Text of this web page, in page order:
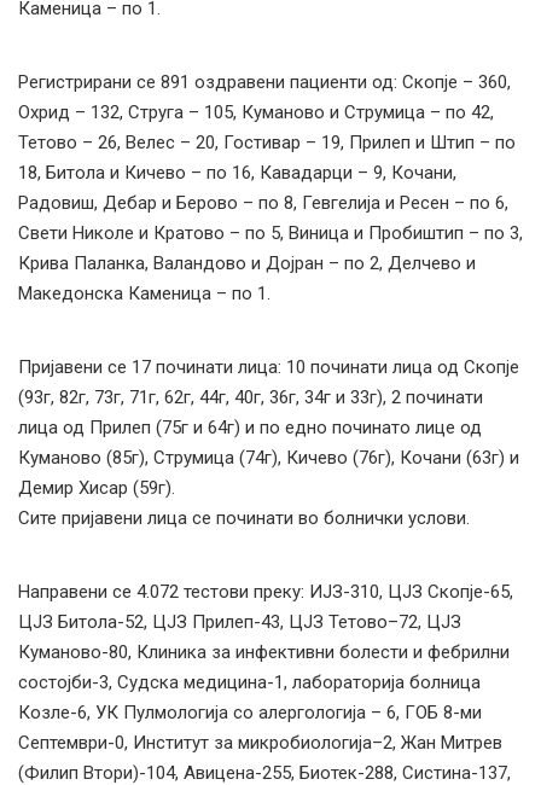
Каменица – по 1.
Регистрирани сe 891 оздравени пациенти од: Скопје – 360,
Охрид – 132, Струга – 105, Куманово и Струмица – по 42,
Тетово – 26, Велес – 20, Гостивар – 19, Прилеп и Штип – по
18, Битола и Кичево – по 16, Кавадарци – 9, Кочани,
Радовиш, Дебар и Берово – по 8, Гевгелија и Ресен – по 6,
Свети Николе и Кратово – по 5, Виница и Пробиштип – по 3,
Крива Паланка, Валандово и Дојран – по 2, Делчево и
Македонска Каменица – по 1.
Пријавени се 17 починати лица: 10 починати лица од Скопје
(93г, 82г, 73г, 71г, 62г, 44г, 40г, 36г, 34г и 33г), 2 починати
лица од Прилеп (75г и 64г) и по едно починато лице од
Куманово (85г), Струмица (74г), Кичево (76г), Кочани (63г) и
Демир Хисар (59г).
Сите пријавени лица се починати во болнички услови.
Направени се 4.072 тестови преку: ИЈЗ-310, ЦЈЗ Скопје-65,
ЦЈЗ Битола-52, ЦЈЗ Прилеп-43, ЦЈЗ Тетово–72, ЦЈЗ
Куманово-80, Клиника за инфективни болести и фебрилни
состојби-3, Судска медицина-1, лабораторија болница
Козле-6, УК Пулмологија со алергологија – 6, ГОБ 8-ми
Септември-0, Институт за микробиологија–2, Жан Митрев
(Филип Втори)-104, Авицена-255, Биотек-288, Систина-137,